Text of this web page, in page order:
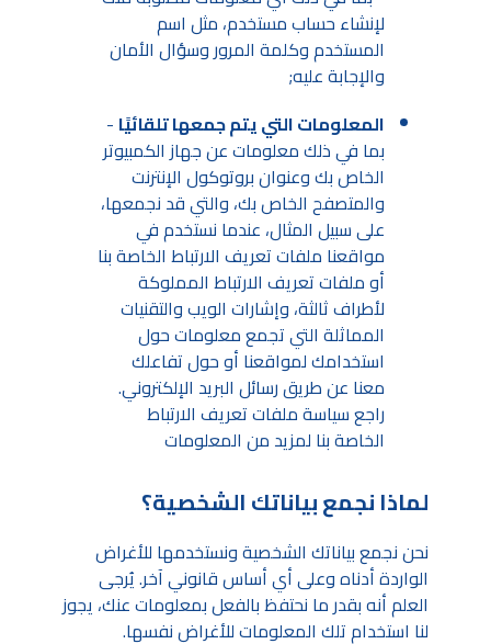
لإنشاء حساب مستخدم، مثل اسم
المستخدم وكلمة المرور وسؤال الأمان
والإجابة عليه;
المعلومات التي يتم جمعها تلقائيًا -
بما في ذلك معلومات عن جهاز الكمبيوتر
الخاص بك وعنوان بروتوكول الإنترنت
والمتصفح الخاص بك، والتي قد نجمعها،
على سبيل المثال، عندما نستخدم في
مواقعنا ملفات تعريف الارتباط الخاصة بنا
أو ملفات تعريف الارتباط المملوكة
لأطراف ثالثة، وإشارات الويب والتقنيات
المماثلة التي تجمع معلومات حول
استخدامك لمواقعنا أو حول تفاعلك
معنا عن طريق رسائل البريد الإلكتروني.
راجع سياسة ملفات تعريف الارتباط
الخاصة بنا لمزيد من المعلومات
لماذا نجمع بياناتك الشخصية؟
نحن نجمع بياناتك الشخصية ونستخدمها للأغراض
الواردة أدناه وعلى أي أساس قانوني آخر. يُرجى
العلم أنه بقدر ما نحتفظ بالفعل بمعلومات عنك، يجوز
لنا استخدام تلك المعلومات للأغراض نفسها.